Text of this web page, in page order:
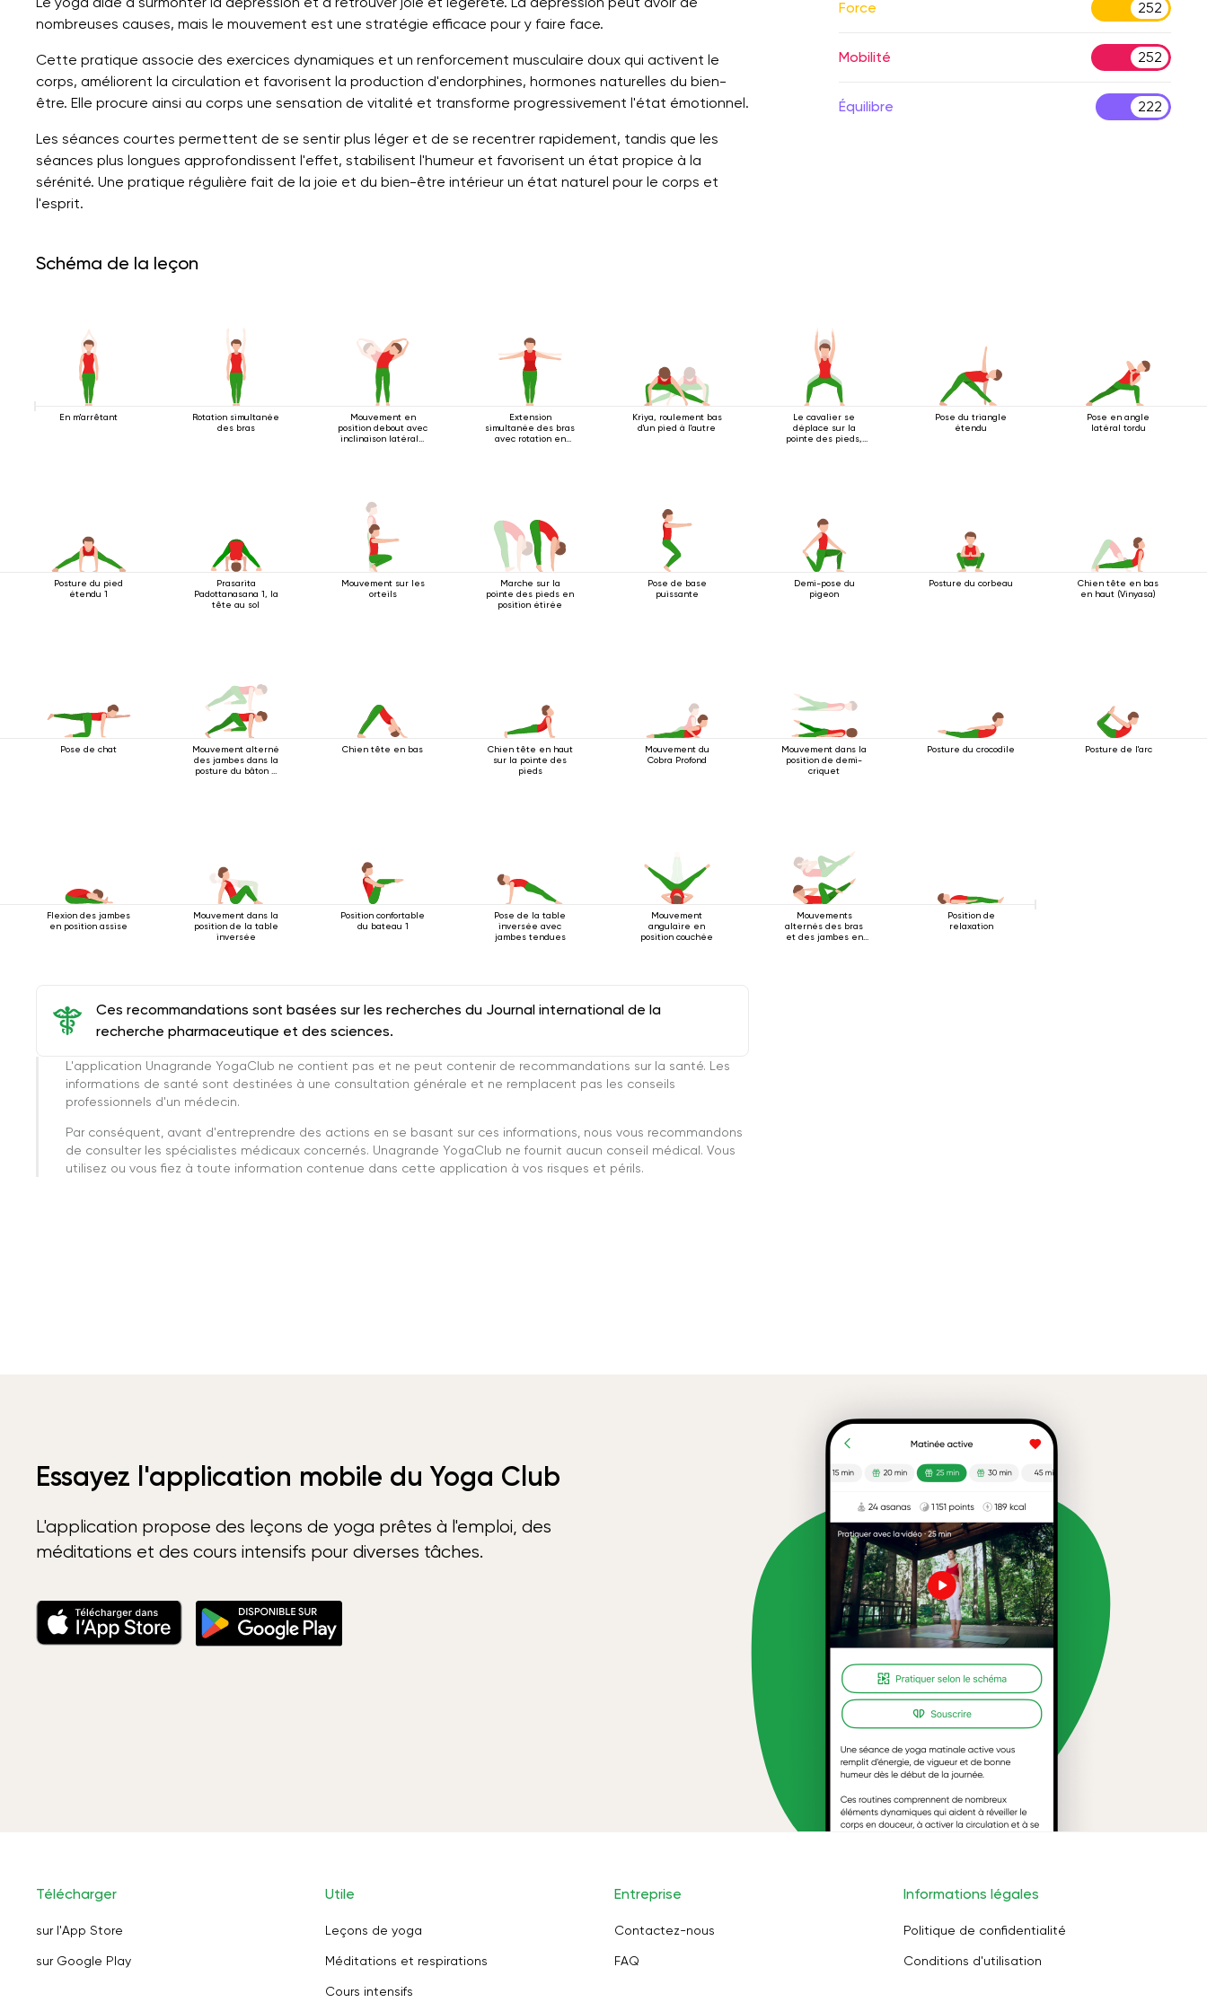
nombreuses causes, mais le mouvement est une stratégie efficace pour y faire face.
Cette pratique associe des exercices dynamiques et un renforcement musculaire doux qui activent le
corps, améliorent la circulation et favorisent la production d'endorphines, hormones naturelles du bien-
être. Elle procure ainsi au corps une sensation de vitalité et transforme progressivement l'état émotionnel.
Les séances courtes permettent de se sentir plus léger et de se recentrer rapidement, tandis que les
séances plus longues approfondissent l'effet, stabilisent l'humeur et favorisent un état propice à la
sérénité. Une pratique régulière fait de la joie et du bien-être intérieur un état naturel pour le corps et
l'esprit.
Force 252
Mobilité 252
Équilibre 222
Schéma de la leçon
En m'arrêtant
Rotation simultanée
des bras
Mouvement en
position debout avec
inclinaison latérale
Extension
simultanée des bras
avec rotation en
Kriya, roulement bas
d'un pied à l'autre
Le cavalier se
déplace sur la
pointe des pieds,
Pose du triangle
étendu
Pose en angle
latéral tordu
Posture du pied
étendu 1
Prasarita
Padottanasana 1, la
tête au sol
Mouvement sur les
orteils
Marche sur la
pointe des pieds en
position étirée
Pose de base
puissante
Demi-pose du
pigeon
Posture du corbeau
Chien tête en bas
en haut (Vinyasa)
Pose de chat
Mouvement alterné
des jambes dans la
posture du bâton à
Chien tête en bas
Chien tête en haut
sur la pointe des
pieds
Mouvement du
Cobra Profond
Mouvement dans la
position de demi-
criquet
Posture du crocodile Posture de l'arc
Flexion des jambes
en position assise
Mouvement dans la
position de la table
inversée
Position confortable
du bateau 1
Pose de la table
inversée avec
jambes tendues
Mouvement
angulaire en
position couchée
Mouvements
alternés des bras
et des jambes en
Position de
relaxation
Ces recommandations sont basées sur les recherches du Journal international de la
recherche pharmaceutique et des sciences.
L'application Unagrande YogaClub ne contient pas et ne peut contenir de recommandations sur la santé. Les
informations de santé sont destinées à une consultation générale et ne remplacent pas les conseils
professionnels d'un médecin.
Par conséquent, avant d'entreprendre des actions en se basant sur ces informations, nous vous recommandons
de consulter les spécialistes médicaux concernés. Unagrande YogaClub ne fournit aucun conseil médical. Vous
utilisez ou vous fiez à toute information contenue dans cette application à vos risques et périls.
Essayez l'application mobile du Yoga Club
L'application propose des leçons de yoga prêtes à l'emploi, des
méditations et des cours intensifs pour diverses tâches.
Télécharger
sur l'App Store
sur Google Play
Utile
Leçons de yoga
Méditations et respirations
Cours intensifs
Entreprise
Contactez-nous
FAQ
Informations légales
Politique de confidentialité
Conditions d'utilisation